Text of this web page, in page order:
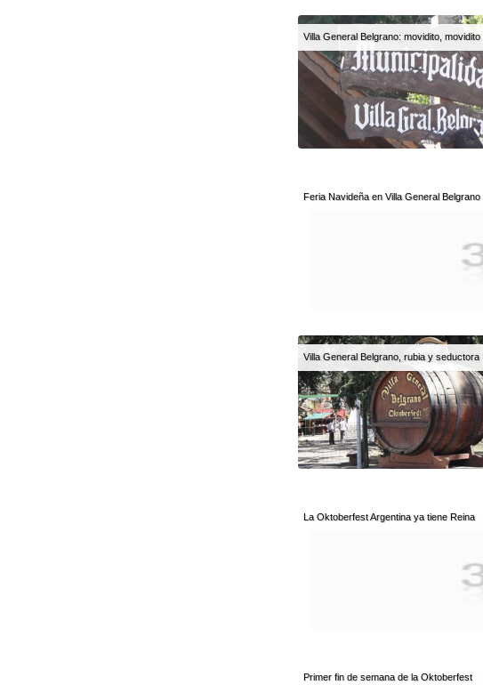
Villa General Belgrano: movidito, movidito
Feria Navideña en Villa General Belgrano
Villa General Belgrano, rubia y seductora
La Oktoberfest Argentina ya tiene Reina
Primer fin de semana de la Oktoberfest